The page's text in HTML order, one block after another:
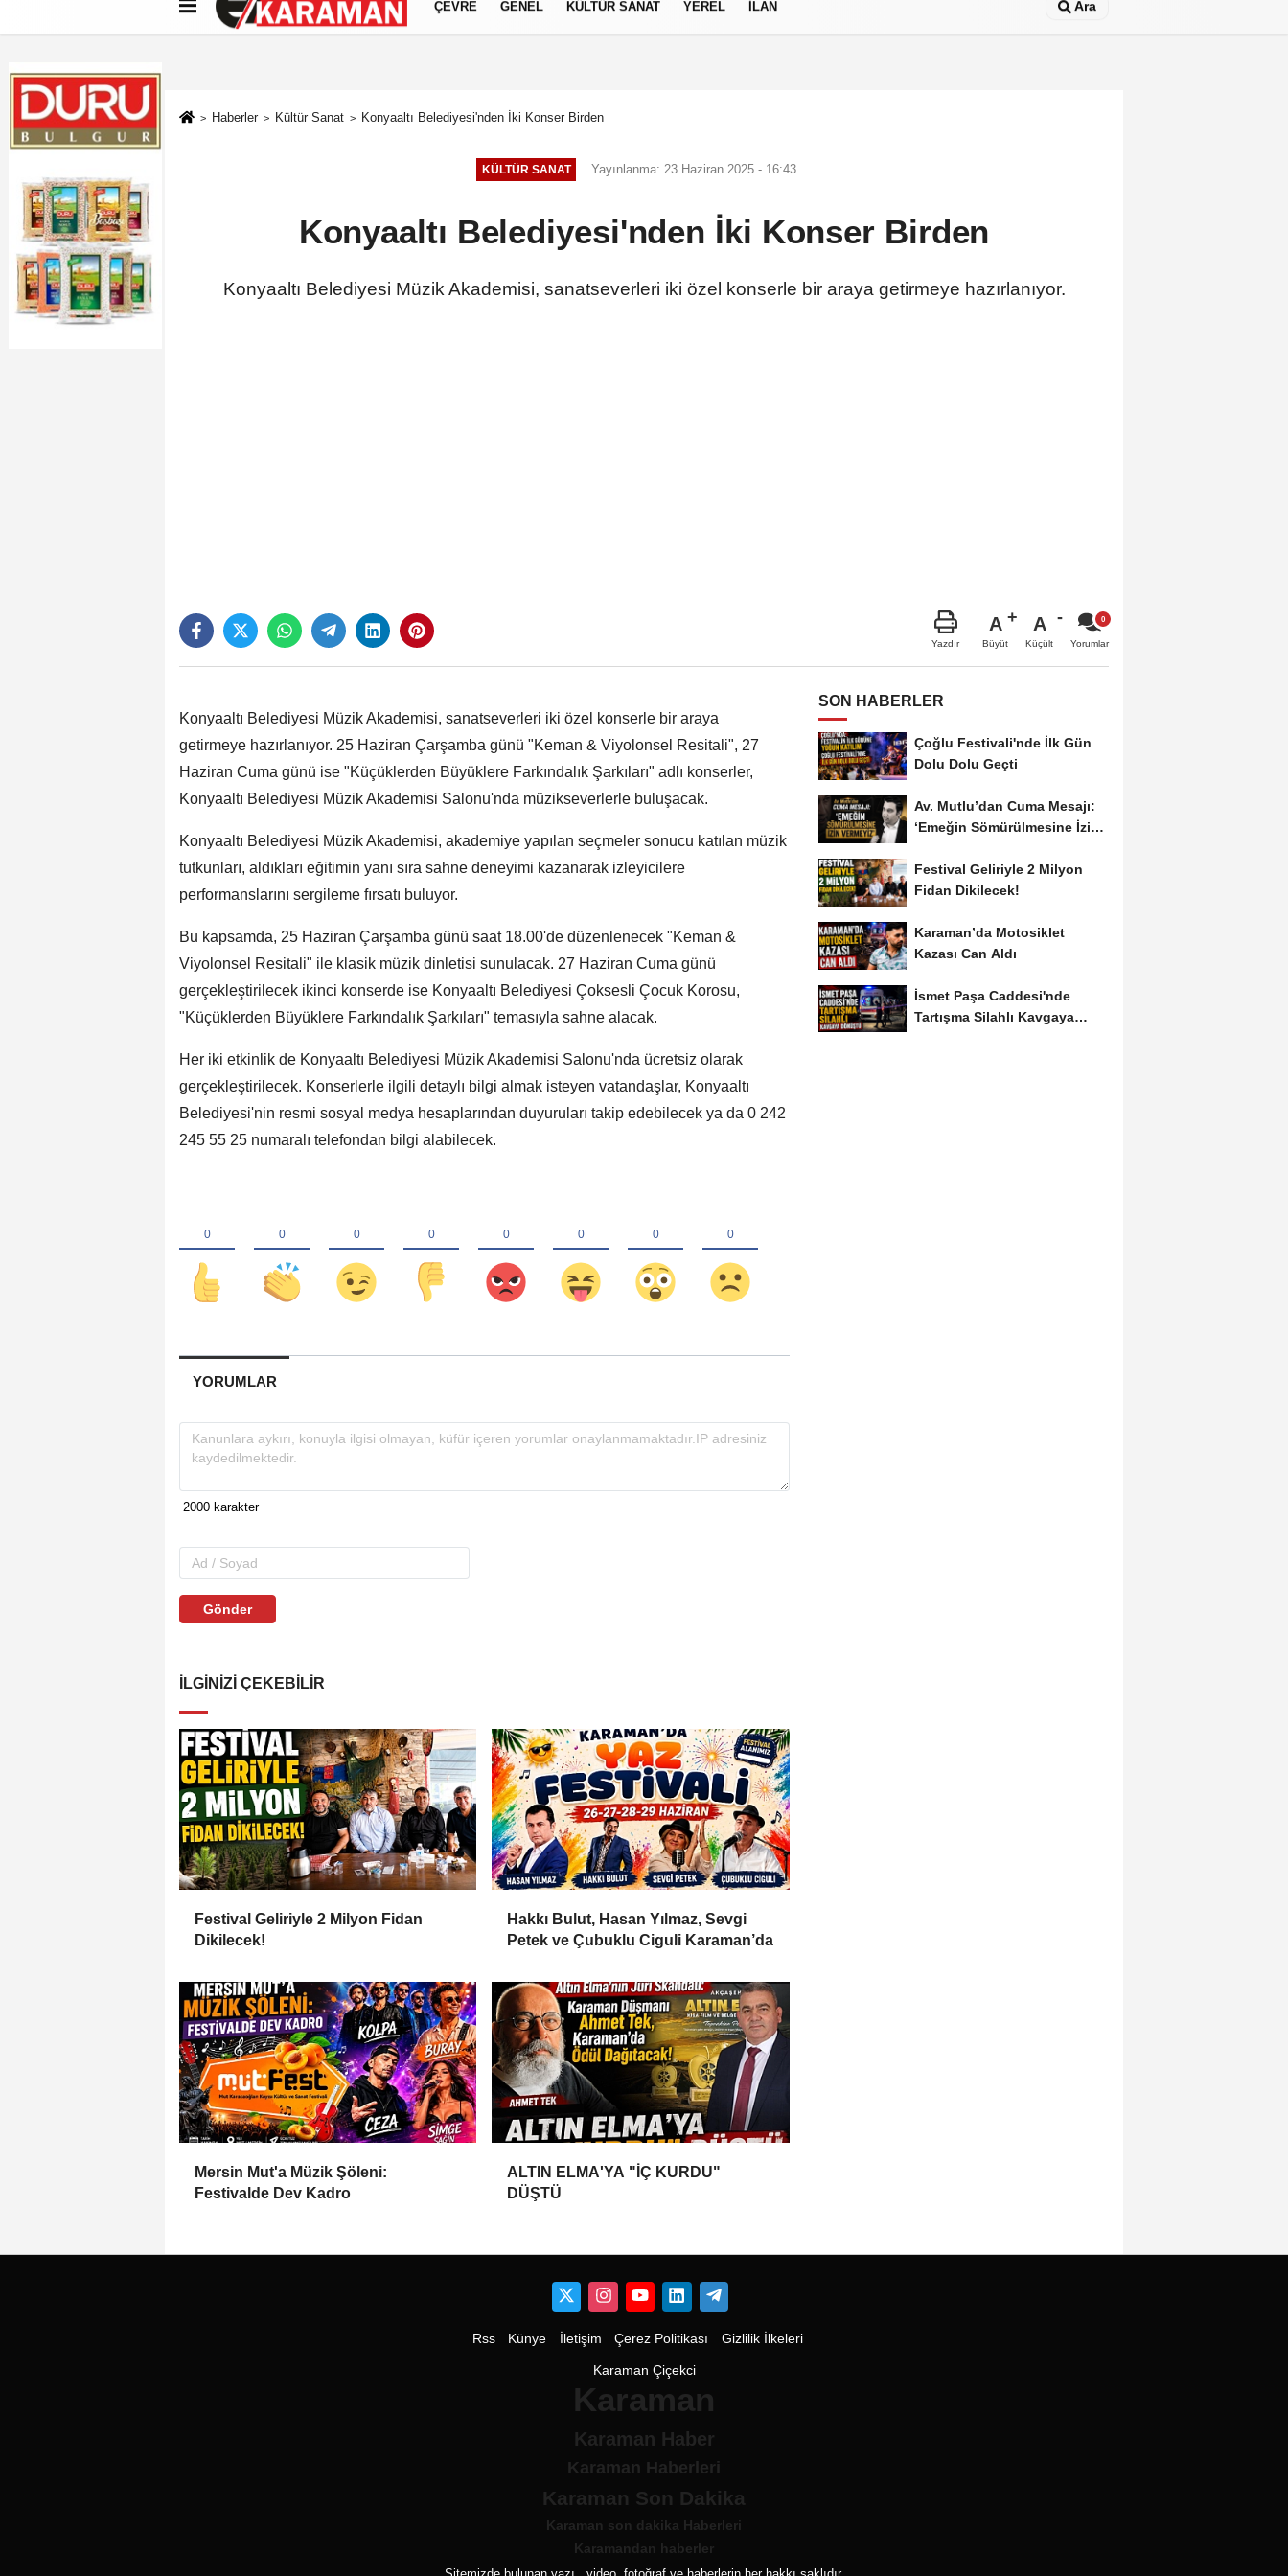
Künye İletişim Çerez Politikası Gizlilik İlkeleri
ÇEVRE GENEL KÜLTÜR SANAT YEREL İLAN Ara
Haberler Kültür Sanat Konyaaltı Belediyesi'nden İki Konser Birden
KÜLTÜR SANAT Yayınlanma: 23 Haziran 2025 - 16:43
Konyaaltı Belediyesi'nden İki Konser Birden
Konyaaltı Belediyesi Müzik Akademisi, sanatseverleri iki özel konserle bir araya getirmeye hazırlanıyor.
Yazdır
A
Büyüt
A
Küçült Yorumlar
Konyaaltı Belediyesi Müzik Akademisi, sanatseverleri iki özel konserle bir araya
getirmeye hazırlanıyor. 25 Haziran Çarşamba günü "Keman & Viyolonsel Resitali", 27
Haziran Cuma günü ise "Küçüklerden Büyüklere Farkındalık Şarkıları" adlı konserler,
Konyaaltı Belediyesi Müzik Akademisi Salonu'nda müzikseverlerle buluşacak.
Konyaaltı Belediyesi Müzik Akademisi, akademiye yapılan seçmeler sonucu katılan müzik
tutkunları, aldıkları eğitimin yanı sıra sahne deneyimi kazanarak izleyicilere
performanslarını sergileme fırsatı buluyor.
Bu kapsamda, 25 Haziran Çarşamba günü saat 18.00'de düzenlenecek "Keman &
Viyolonsel Resitali" ile klasik müzik dinletisi sunulacak. 27 Haziran Cuma günü
gerçekleştirilecek ikinci konserde ise Konyaaltı Belediyesi Çoksesli Çocuk Korosu,
"Küçüklerden Büyüklere Farkındalık Şarkıları" temasıyla sahne alacak.
Her iki etkinlik de Konyaaltı Belediyesi Müzik Akademisi Salonu'nda ücretsiz olarak
gerçekleştirilecek. Konserlerle ilgili detaylı bilgi almak isteyen vatandaşlar, Konyaaltı
Belediyesi'nin resmi sosyal medya hesaplarından duyuruları takip edebilecek ya da 0 242
245 55 25 numaralı telefondan bilgi alabilecek.
YORUMLAR
Gönder
İLGINIZI ÇEKEBILIR
Festival Geliriyle 2 Milyon Fidan
Dikilecek!
Hakkı Bulut, Hasan Yılmaz, Sevgi
Petek ve Çubuklu Ciguli Karaman’da
Mersin Mut'a Müzik Şöleni:
Festivalde Dev Kadro
ALTIN ELMA'YA "İÇ KURDU"
DÜŞTÜ
SON HABERLER
Çoğlu Festivali'nde İlk Gün
Dolu Dolu Geçti
Av. Mutlu’dan Cuma Mesajı:
‘Emeğin Sömürülmesine İzin
Festival Geliriyle 2 Milyon
Fidan Dikilecek!
Karaman’da Motosiklet
Kazası Can Aldı
İsmet Paşa Caddesi'nde
Tartışma Silahlı Kavgaya
Rss Künye İletişim Çerez Politikası Gizlilik İlkeleri
Karaman Çiçekci
Karaman
Karaman Haber
Karaman Haberleri
Karaman Son Dakika
Karaman son dakika Haberleri
Karamandan haberler